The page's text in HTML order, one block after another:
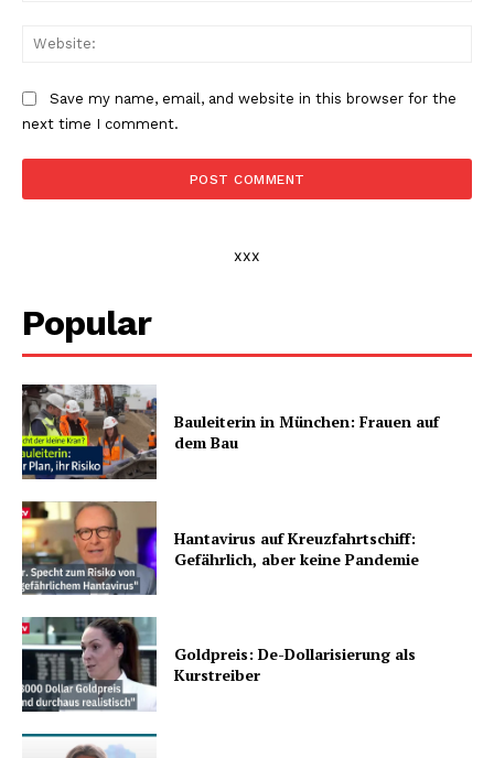
Save my name, email, and website in this browser for the
next time I comment.
xxx
Popular
Bauleiterin in München: Frauen auf
dem Bau
Hantavirus auf Kreuzfahrtschiff:
Gefährlich, aber keine Pandemie
Goldpreis: De-Dollarisierung als
Kurstreiber